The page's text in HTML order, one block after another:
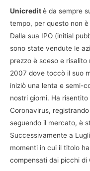
Unicreditè da sempre
tempo, per questo non
Dalla sua IPO (initial
sono state vendute le
prezzo è sceso e
2007 dove toccò il suo
iniziò una lenta e semi-
nostri giorni. Ha
Coronavirus,
seguendo il mercato, è
Successivamente a
momenti in cui il titolo
compensati dai picchi di